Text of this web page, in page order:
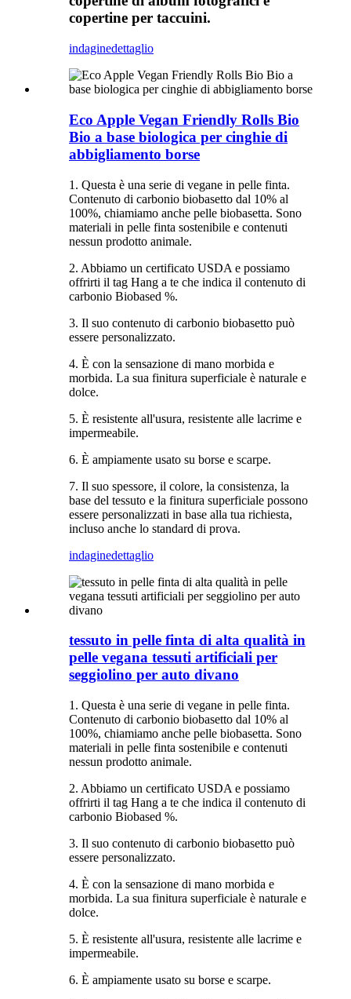
copertine per taccuini.
indaginedettaglio
Eco Apple Vegan Friendly Rolls Bio
Bio a base biologica per cinghie di
abbigliamento borse
1. Questa è una serie di vegane in pelle finta.
Contenuto di carbonio biobasetto dal 10% al
100%, chiamiamo anche pelle biobasetta. Sono
materiali in pelle finta sostenibile e contenuti
nessun prodotto animale.
2. Abbiamo un certificato USDA e possiamo
offrirti il ​​tag Hang a te che indica il contenuto di
carbonio Biobased %.
3. Il suo contenuto di carbonio biobasetto può
essere personalizzato.
4. È con la sensazione di mano morbida e
morbida. La sua finitura superficiale è naturale e
dolce.
5. È resistente all'usura, resistente alle lacrime e
impermeabile.
6. È ampiamente usato su borse e scarpe.
7. Il suo spessore, il colore, la consistenza, la
base del tessuto e la finitura superficiale possono
essere personalizzati in base alla tua richiesta,
incluso anche lo standard di prova.
indaginedettaglio
tessuto in pelle finta di alta qualità in
pelle vegana tessuti artificiali per
seggiolino per auto divano
1. Questa è una serie di vegane in pelle finta.
Contenuto di carbonio biobasetto dal 10% al
100%, chiamiamo anche pelle biobasetta. Sono
materiali in pelle finta sostenibile e contenuti
nessun prodotto animale.
2. Abbiamo un certificato USDA e possiamo
offrirti il ​​tag Hang a te che indica il contenuto di
carbonio Biobased %.
3. Il suo contenuto di carbonio biobasetto può
essere personalizzato.
4. È con la sensazione di mano morbida e
morbida. La sua finitura superficiale è naturale e
dolce.
5. È resistente all'usura, resistente alle lacrime e
impermeabile.
6. È ampiamente usato su borse e scarpe.